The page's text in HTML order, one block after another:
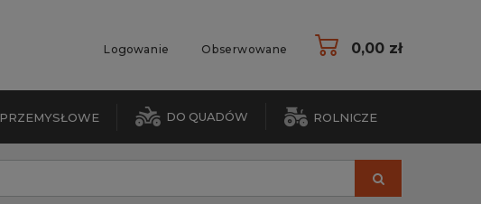
Logowanie Obserwowane 0,00 zł
PRZEMYSŁOWE DO QUADÓW ROLNICZE